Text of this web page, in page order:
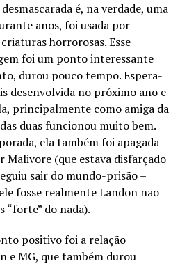
é, na verdade, uma
anos, foi usada por
horrorosas. Esse
foi um ponto interessante
durou pouco tempo. Espera-
desenvolvida no próximo ano e
principalmente como amiga da
duas funcionou muito bem.
ela também foi apagada
Malivore (que estava disfarçado
sair do mundo-prisão –
fosse realmente Landon não
“forte” do nada).
positivo foi a relação
e MG, que também durou